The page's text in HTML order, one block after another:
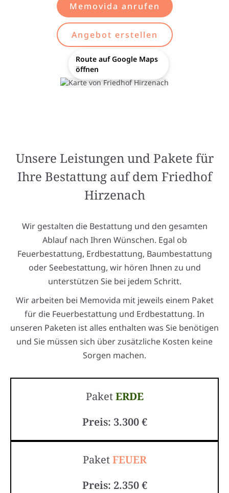
Memovida anrufen
Angebot erstellen
Route auf Google Maps
öffnen
Unsere Leistungen und Pakete für
Ihre Bestattung auf dem Friedhof
Hirzenach
Wir gestalten die Bestattung und den gesamten
Ablauf nach Ihren Wünschen. Egal ob
Feuerbestattung, Erdbestattung, Baumbestattung
oder Seebestattung, wir hören Ihnen zu und
unterstützen Sie bei jedem Schritt.
Wir arbeiten bei Memovida mit jeweils einem Paket
für die Feuerbestattung und Erdbestattung. In
unseren Paketen ist alles enthalten was Sie benötigen
und Sie müssen sich über zusätzliche Kosten keine
Sorgen machen.
PaketERDE
Preis: 3.300 €
PaketFEUER
Preis: 2.350 €